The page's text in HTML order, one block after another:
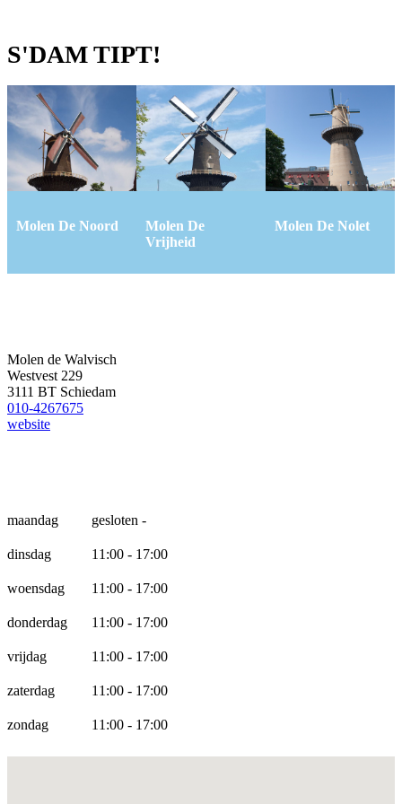
S'DAM TIPT!
Molen De Noord
Molen De
Vrijheid
Molen De Nolet
Molen de Walvisch
Westvest 229
3111 BT Schiedam
010-4267675
website
maandag gesloten -
dinsdag 11:00 - 17:00
woensdag 11:00 - 17:00
donderdag 11:00 - 17:00
vrijdag 11:00 - 17:00
zaterdag 11:00 - 17:00
zondag 11:00 - 17:00